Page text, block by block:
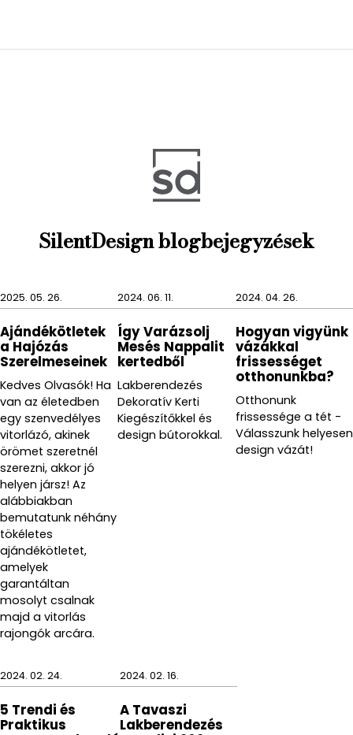
abszolút segítségünkre válhat.
A termékek sértetlenségének megőrzése
érdekében, kérjük hogy a termékeket nedves, puha
ronggyal tisztítsa, és a tisztítás során maró hatású,
savas tisztítószert ne használjon.
SilentDesign blogbejegyzések
2025. 05. 26.
Ajándékötletek
a Hajózás
Szerelmeseinek
Kedves Olvasók! Ha
van az életedben
egy szenvedélyes
vitorlázó, akinek
örömet szeretnél
szerezni, akkor jó
helyen jársz! Az
alábbiakban
bemutatunk néhány
tökéletes
ajándékötletet,
amelyek
garantáltan
mosolyt csalnak
majd a vitorlás
rajongók arcára.
2024. 06. 11.
Így Varázsolj
Mesés Nappalit
kertedből
Lakberendezés
Dekoratív Kerti
Kiegészítőkkel és
design bútorokkal.
2024. 04. 26.
Hogyan vigyünk
vázákkal
frissességet
otthonunkba?
Otthonunk
frissessége a tét -
Válasszunk helyesen
design vázát!
2024. 02. 24.
5 Trendi és
Praktikus
2024. 02. 16.
A Tavaszi
Lakberendezés